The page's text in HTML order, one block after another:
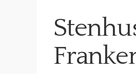
efter: